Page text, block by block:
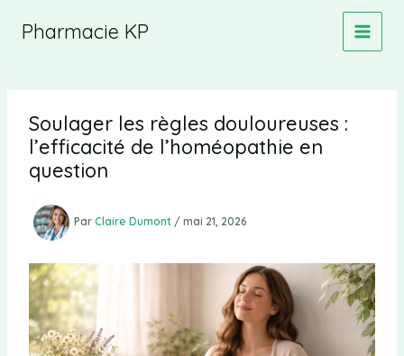
Pharmacie KP
Soulager les règles douloureuses :
l’efficacité de l’homéopathie en
question
Par Claire Dumont / mai 21, 2026